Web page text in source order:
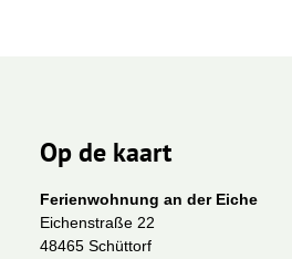
Op de kaart
Ferienwohnung an der Eiche
Eichenstraße 22
48465 Schüttorf